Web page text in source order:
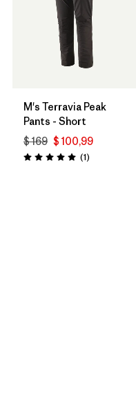
M's Terravia Peak
Pants - Short
$ 169 $ 100,99
Valoración: 5.0 / 5
(1Comentarios
)